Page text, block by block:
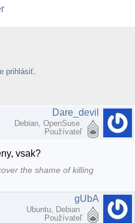
prihlásiť
Dare_devil
Debian, OpenSuse
Používateľ
vsak?
the shame of killing
gUbA
Ubuntu, Debian
Používateľ